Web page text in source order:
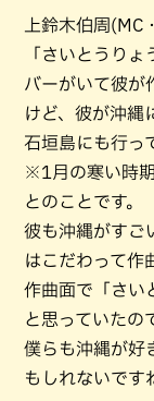
上鈴木伯周(MC
「さいとうり
バーがいて彼が
けど、彼が沖縄
石垣島にも行っ
※1月の寒い時
とのことです。
彼も沖縄がすご
はこだわって作
作曲面で「さい
と思っていたの
僕らも沖縄が好
もしれないです